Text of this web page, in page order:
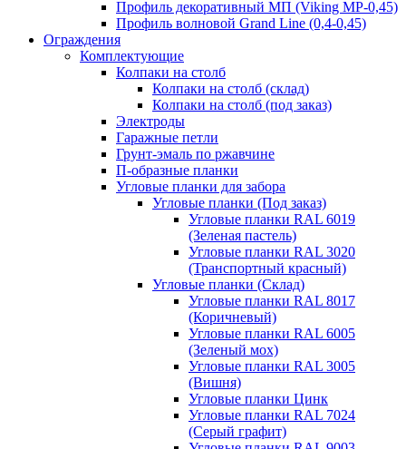
Профиль декоративный МП (Viking MP-0,45)
Профиль волновой Grand Line (0,4-0,45)
Ограждения
Комплектующие
Колпаки на столб
Колпаки на столб (склад)
Колпаки на столб (под заказ)
Электроды
Гаражные петли
Грунт-эмаль по ржавчине
П-образные планки
Угловые планки для забора
Угловые планки (Под заказ)
Угловые планки RAL 6019
(Зеленая пастель)
Угловые планки RAL 3020
(Транспортный красный)
Угловые планки (Склад)
Угловые планки RAL 8017
(Коричневый)
Угловые планки RAL 6005
(Зеленый мох)
Угловые планки RAL 3005
(Вишня)
Угловые планки Цинк
Угловые планки RAL 7024
(Серый графит)